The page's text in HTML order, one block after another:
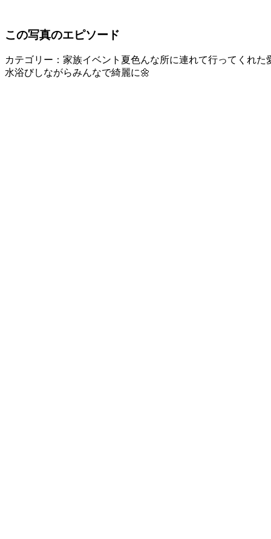
この写真のエピソード
カテゴリー：家族イベント 夏色んな所に連れて行ってくれた
水浴びしながらみんなで綺麗に🌼